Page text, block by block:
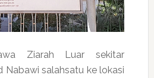
Ziarah Luar sekitar
Nabawi salahsatu ke lokasi